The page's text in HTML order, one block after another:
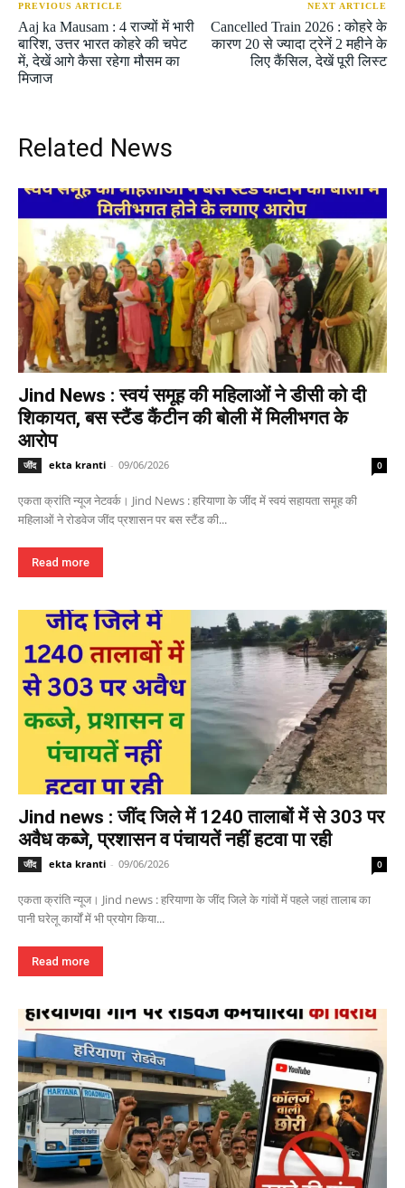
PREVIOUS ARTICLE
Aaj ka Mausam : 4 राज्यों में भारी
बारिश, उत्तर भारत कोहरे की चपेट
में, देखें आगे कैसा रहेगा मौसम का
मिजाज
NEXT ARTICLE
Cancelled Train 2026 : कोहरे के
कारण 20 से ज्यादा ट्रेनें 2 महीने के
लिए कैंसिल, देखें पूरी लिस्ट
Related News
Jind News : स्वयं समूह की महिलाओं ने डीसी को दी
शिकायत, बस स्टैंड कैंटीन की बोली में मिलीभगत के
आरोप
जींद ekta kranti - 09/06/2026 0
एकता क्रांति न्यूज नेटवर्क। Jind News : हरियाणा के जींद में स्वयं सहायता समूह की
महिलाओं ने रोडवेज जींद प्रशासन पर बस स्टैंड की...
Read more
Jind news : जींद जिले में 1240 तालाबों में से 303 पर
अवैध कब्जे, प्रशासन व पंचायतें नहीं हटवा पा रही
जींद ekta kranti - 09/06/2026 0
एकता क्रांति न्यूज। Jind news : हरियाणा के जींद जिले के गांवों में पहले जहां तालाब का
पानी घरेलू कार्यों में भी प्रयोग किया...
Read more